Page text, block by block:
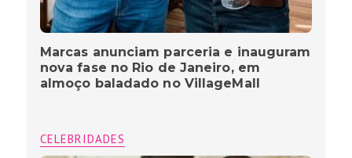
Marcas anunciam parceria e inauguram
nova fase no Rio de Janeiro, em
almoço baladado no VillageMall
CELEBRIDADES